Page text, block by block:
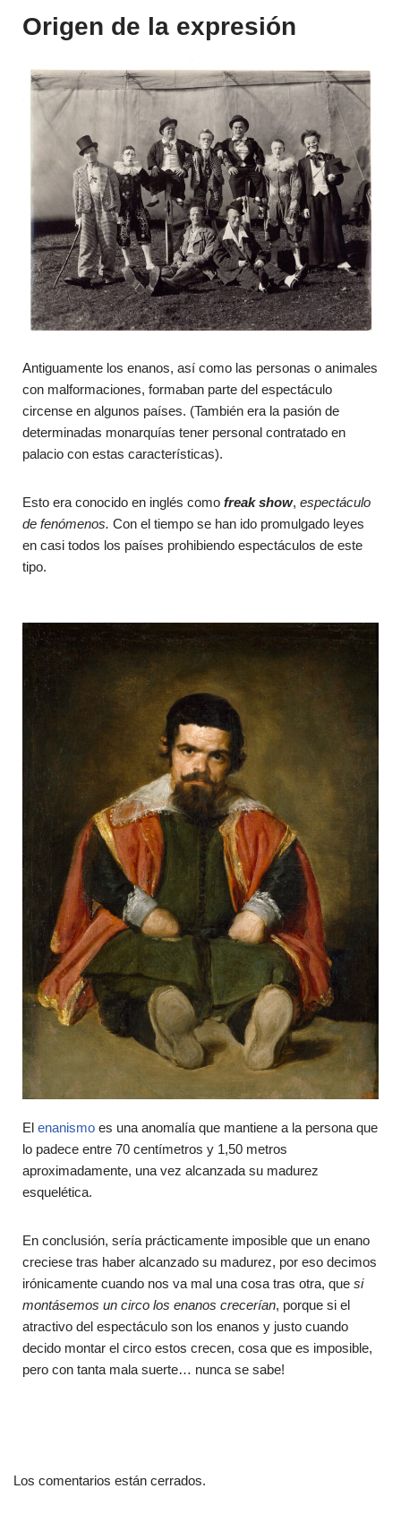
Origen de la expresión
Antiguamente los enanos, así como las personas o animales
con malformaciones, formaban parte del espectáculo
circense en algunos países. (También era la pasión de
determinadas monarquías tener personal contratado en
palacio con estas características).
Esto era conocido en inglés como freak show, espectáculo
de fenómenos. Con el tiempo se han ido promulgado leyes
en casi todos los países prohibiendo espectáculos de este
tipo.
El enanismo es una anomalía que mantiene a la persona que
lo padece entre 70 centímetros y 1,50 metros
aproximadamente, una vez alcanzada su madurez
esquelética.
En conclusión, sería prácticamente imposible que un enano
creciese tras haber alcanzado su madurez, por eso decimos
irónicamente cuando nos va mal una cosa tras otra, que si
montásemos un circo los enanos crecerían, porque si el
atractivo del espectáculo son los enanos y justo cuando
decido montar el circo estos crecen, cosa que es imposible,
pero con tanta mala suerte… nunca se sabe!
Los comentarios están cerrados.